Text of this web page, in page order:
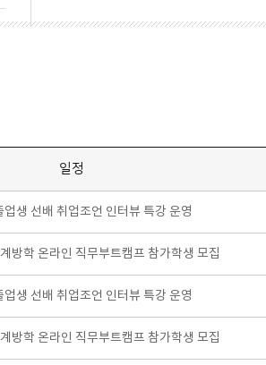
일정
생 선배 취업조언 인터뷰 특강 운영
방학 온라인 직무부트캠프 참가학생 모집
생 선배 취업조언 인터뷰 특강 운영
방학 온라인 직무부트캠프 참가학생 모집